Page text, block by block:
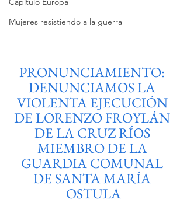
Mujeres resistiendo a la guerra
PRONUNCIAMIENTO:
DENUNCIAMOS LA
VIOLENTA EJECUCIÓN
DE LORENZO FROYLÁN
DE LA CRUZ RÍOS
MIEMBRO DE LA
GUARDIA COMUNAL
DE SANTA MARÍA
OSTULA